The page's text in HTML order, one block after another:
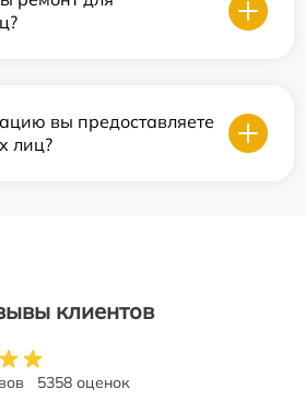
вы предоставляете
лиц?
клиентов
5358 оценок